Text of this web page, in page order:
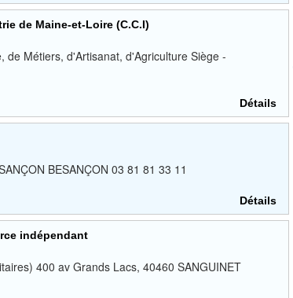
de Maine-et-Loire (C.C.I)
de Métiers, d'Artisanat, d'Agriculture Siège -
Détails
BESANÇON 03 81 81 33 11
Détails
indépendant
400 av Grands Lacs, 40460 SANGUINET